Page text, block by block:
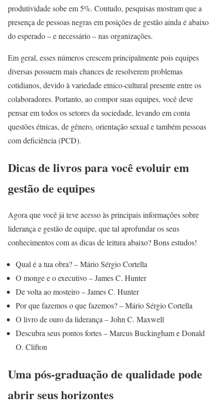
produtividade sobe em 5%. Contudo, pesquisas mostram que a
presença de pessoas negras em posições de gestão ainda é abaixo
do esperado – e necessário – nas organizações.
Em geral, esses números crescem principalmente pois equipes
diversas possuem mais chances de resolverem problemas
cotidianos, devido à variedade etnico-cultural presente entre os
colaboradores. Portanto, ao compor suas equipes, você deve
pensar em todos os setores da sociedade, levando em conta
questões étnicas, de gênero, orientação sexual e também pessoas
com deficiência (PCD).
Dicas de livros para você evoluir em
gestão de equipes
Agora que você já teve acesso às principais informações sobre
liderança e gestão de equipe, que tal aprofundar os seus
conhecimentos com as dicas de leitura abaixo? Bons estudos!
Qual é a tua obra? – Mário Sérgio Cortella
O monge e o executivo – James C. Hunter
De volta ao mosteiro – James C. Hunter
Por que fazemos o que fazemos? – Mário Sérgio Cortella
O livro de ouro da liderança – John C. Maxwell
Descubra seus pontos fortes – Marcus Buckingham e Donald
O. Clifton
Uma pós-graduação de qualidade pode
abrir seus horizontes